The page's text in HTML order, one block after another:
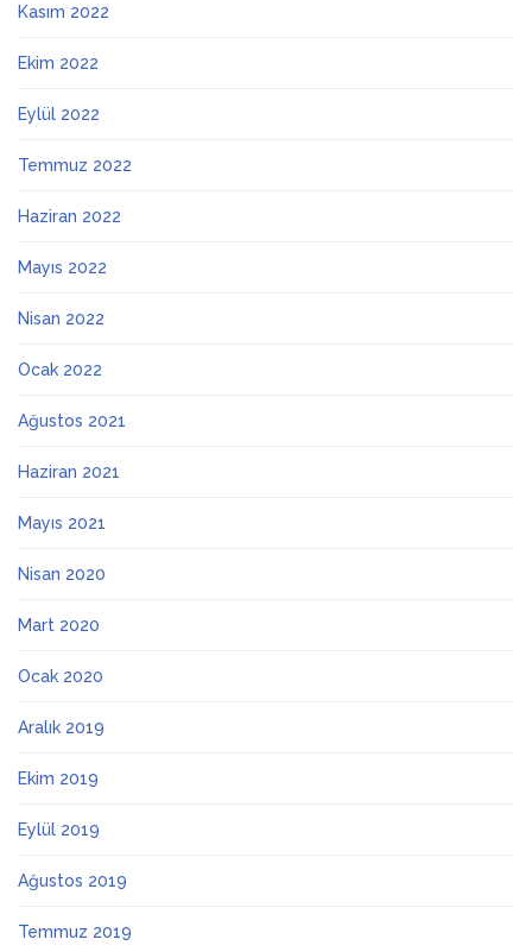
Kasım 2022
Ekim 2022
Eylül 2022
Temmuz 2022
Haziran 2022
Mayıs 2022
Nisan 2022
Ocak 2022
Ağustos 2021
Haziran 2021
Mayıs 2021
Nisan 2020
Mart 2020
Ocak 2020
Aralık 2019
Ekim 2019
Eylül 2019
Ağustos 2019
Temmuz 2019